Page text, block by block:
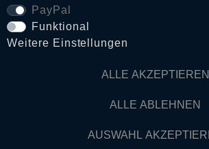
VERTRAG WIDERRUFEN
© Copyright 2026 Dark Ages Glasche &
PayPal
Funktional
Weitere Einstellungen
ALLE AKZEPTIEREN
ALLE ABLEHNEN
AUSWAHL